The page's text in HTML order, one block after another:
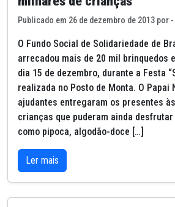
Publicado em 26 de dezembro de 2013 por -
O Fundo Social de Solidariedade de
arrecadou mais de 20 mil brinquedos
dia 15 de dezembro, durante a Festa
realizada no Posto de Monta. O Papai
ajudantes entregaram os presentes
crianças que puderam ainda
como pipoca, algodão-doce […]
Ler mais